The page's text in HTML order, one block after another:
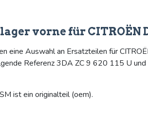
vorne für CITROËN
eine Auswahl an Ersatzteilen für
Referenz 3DA ZC 9 620 115 U
ist ein originalteil (oem).